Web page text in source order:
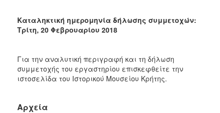
Καταληκτική ημερομηνία δήλωσης συμμετοχών:
Τρίτη, 20 Φεβρουαρίου 2018
Για την αναλυτική περιγραφή και τη δήλωση
συμμετοχής του εργαστηρίου επισκεφθείτε την
ιστοσελίδα του Ιστορικού Μουσείου Κρήτης.
Αρχεία